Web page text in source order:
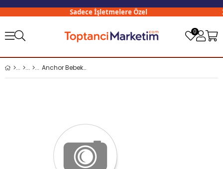
Sadece İşletmelere Özel
0
Anchor Bebek Tırnak Makası GX605 x12 li Paket